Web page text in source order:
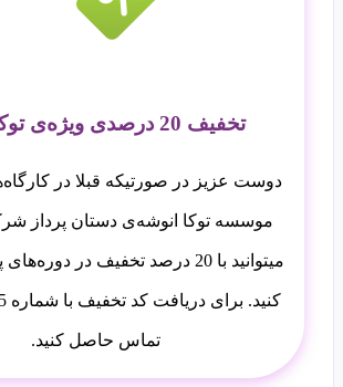
تخفیف 20 درصدی ویژه‌ی توکایی ها
دوست عزیز در صورتیکه قبلا در
موسسه توکا انوشه‌ی دستان پرداز
میتوانید با 20 درصد تخفیف در
تماس حاصل کنید.